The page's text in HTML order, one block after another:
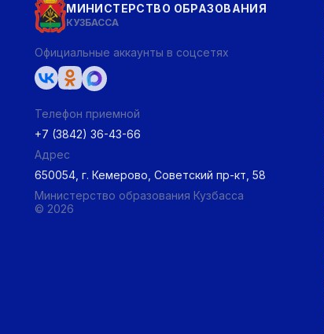
МИНИСТЕРСТВО ОБРАЗОВАНИЯ
КУЗБАССА
Официальные аккаунты в соцсетях
Телефон приемной
+7 (3842) 36-43-66
Адрес
650054, г. Кемерово, Советский пр-кт, 58
Министерство образования Кузбасса
© 2026